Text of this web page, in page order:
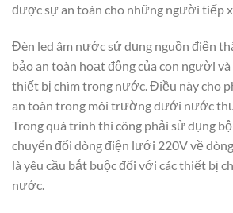
được sự an toàn cho những người tiếp
Đèn led âm nước sử dụng nguồn điện
bảo an toàn hoạt động của con người
thiết bị chìm trong nước. Điều này cho
an toàn trong môi trường dưới nước
Trong quá trình thi công phải sử dụng
chuyển đổi dòng điện lưới 220V về
là yêu cầu bắt buộc đối với các thiết bị
nước.